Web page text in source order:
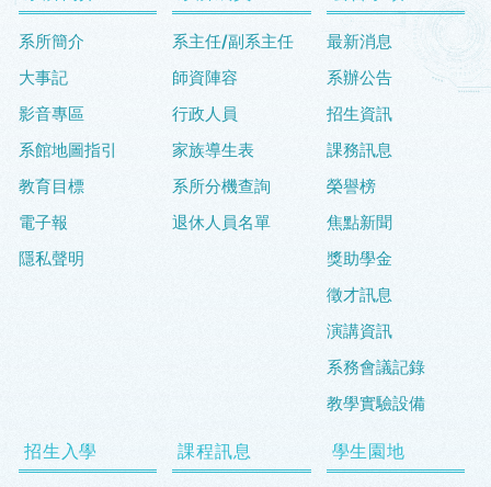
系所簡介
大事記
影音專區
系館地圖指引
教育目標
電子報
隱私聲明
系主任/副系主任
師資陣容
行政人員
家族導生表
系所分機查詢
退休人員名單
最新消息
系辦公告
招生資訊
課務訊息
榮譽榜
焦點新聞
獎助學金
徵才訊息
演講資訊
系務會議記錄
教學實驗設備
招生入學 課程訊息 學生園地